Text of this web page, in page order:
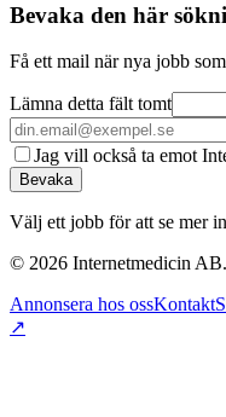
Bevaka den här
Få ett mail när nya jobb
Lämna detta fält tomt
Jag vill också ta emot
Bevaka
Välj ett jobb för att se mer
© 2026 Internetmedicin
Annonsera hos ossKontakt
↗